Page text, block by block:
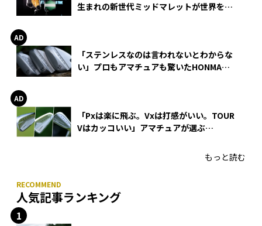
生まれの新世代ミッドマレットが世界を席
「ステンレスなのは言われないとわからな
い」プロもアマチュアも驚いたHONMA
「Pxは楽に飛ぶ。Vxは打感がいい。TOUR
Vはカッコいい」アマチュアが選ぶ
もっと読む
人気記事ランキング